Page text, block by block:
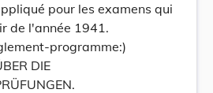
pour les examens qui
de l'année 1941.
programme:)
DIE